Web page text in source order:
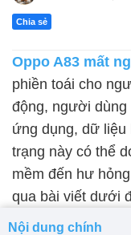
Màn
Thay
Pin
Pin
Chia sẻ
Oppo A83 mất
phiền toái cho
động, người dùng
ứng dụng, dữ liệu
trạng này có thể
mềm đến hư
qua bài viết dưới
Nội dung chính